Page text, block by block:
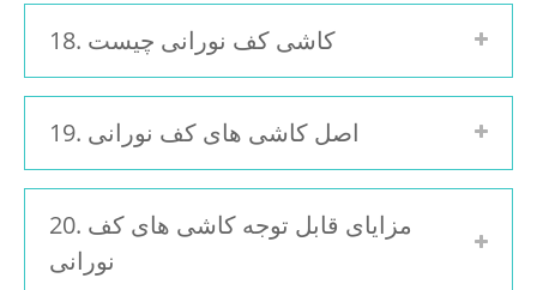
18. کاشی کف نورانی چیست
19. اصل کاشی های کف نورانی
20. مزایای قابل توجه کاشی های کف
نورانی